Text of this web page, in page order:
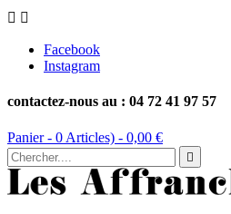
 
Facebook
Instagram
contactez-nous au : 04 72 41 97 57
Panier - 0 Articles) - 0,00 €
